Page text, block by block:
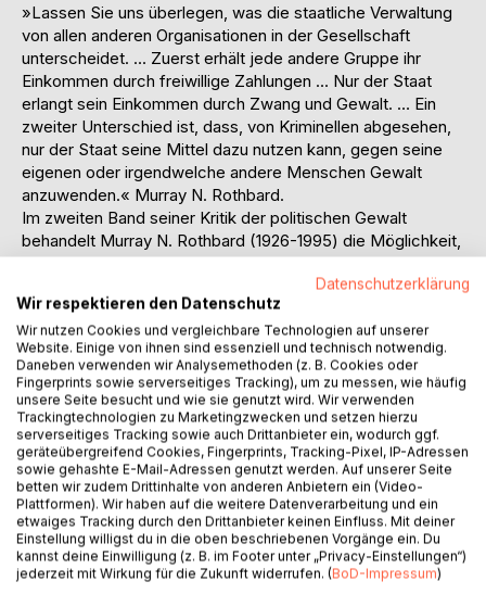
»Lassen Sie uns überlegen, was die staatliche Verwaltung
von allen anderen Organisationen in der Gesellschaft
unterscheidet. … Zuerst erhält jede andere Gruppe ihr
Einkommen durch freiwillige Zahlungen … Nur der Staat
erlangt sein Einkommen durch Zwang und Gewalt. … Ein
zweiter Unterschied ist, dass, von Kriminellen abgesehen,
nur der Staat seine Mittel dazu nutzen kann, gegen seine
eigenen oder irgendwelche andere Menschen Gewalt
anzuwenden.« Murray N. Rothbard.
Im zweiten Band seiner Kritik der politischen Gewalt
behandelt Murray N. Rothbard (1926-1995) die Möglichkeit,
das gesellschaftliche Leben ganz ohne Staat zu
organisieren (nachdem der erste Band gezeigt hat, dass
die Anwendung von Gewalt zur Aufrechterhaltung der
politischen Ordnung nach innen und außen ein grobes
Unrecht ist). Wenn auch in der einen oder anderen Hinsicht
bereits vorbereitet, ist dieser zweite Band die erste
umfassende nicht-naive Darstellung einer gewaltlosen
Erfüllung sozialer Funktionen samt dem Straßenverkehr, der
Verbrechensbekämpfung und der Justiz. Mit »nicht-naiv«
meine ich: Vor-rothbardische anarchistische Konzeptionen
hatten die Tendenz, implizit, wenn nicht sogar explizit mit
der naiven Annahme zu operieren, in einer freien
Gesellschaft würden gesellschaftliche Probleme wie
Kriminalität gar nicht erst auftreten; für andere soziale
Funktionen, die der Staat monopolisiert, wie Straßenbau
Datenschutzerklärung
Wir respektieren den Datenschutz
Wir nutzen Cookies und vergleichbare Technologien auf unserer
Website. Einige von ihnen sind essenziell und technisch notwendig.
Daneben verwenden wir Analysemethoden (z. B. Cookies oder
Fingerprints sowie serverseitiges Tracking), um zu messen, wie häufig
unsere Seite besucht und wie sie genutzt wird. Wir verwenden
Trackingtechnologien zu Marketingzwecken und setzen hierzu
serverseitiges Tracking sowie auch Drittanbieter ein, wodurch ggf.
geräteübergreifend Cookies, Fingerprints, Tracking-Pixel, IP-Adressen
sowie gehashte E-Mail-Adressen genutzt werden. Auf unserer Seite
betten wir zudem Drittinhalte von anderen Anbietern ein (Video-
Plattformen). Wir haben auf die weitere Datenverarbeitung und ein
etwaiges Tracking durch den Drittanbieter keinen Einfluss. Mit deiner
Einstellung willigst du in die oben beschriebenen Vorgänge ein. Du
kannst deine Einwilligung (z. B. im Footer unter „Privacy-Einstellungen“)
jederzeit mit Wirkung für die Zukunft widerrufen. (BoD-Impressum)